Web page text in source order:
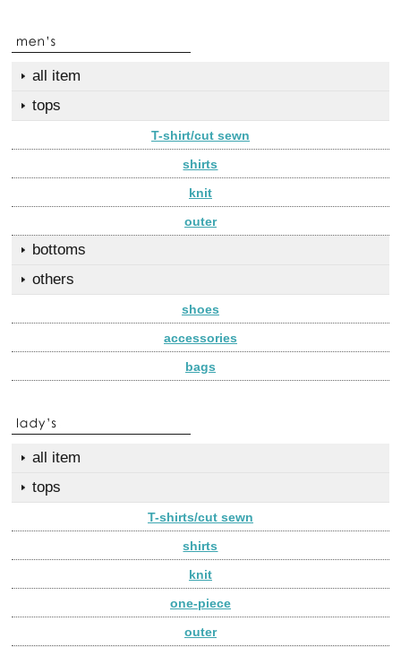
all item
tops
T-shirt/cut sewn
shirts
knit
outer
bottoms
others
shoes
accessories
bags
all item
tops
T-shirts/cut sewn
shirts
knit
one-piece
outer